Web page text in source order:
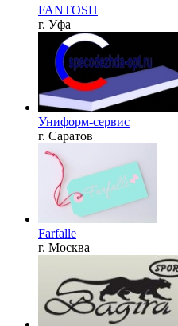
FANTOSH
г. Уфа
Униформ-сервис
г. Саратов
Farfalle
г. Москва